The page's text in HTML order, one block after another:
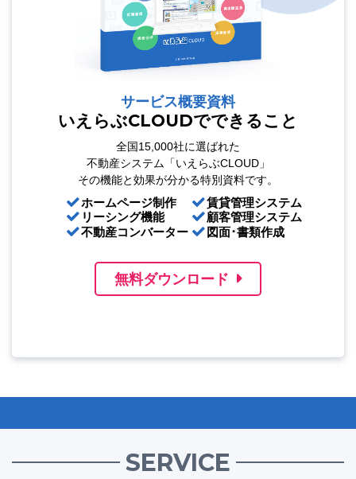
サービス概要資料
いえらぶCLOUDでできること
全国15,000社に選ばれた
不動産システム「いえらぶCLOUD」
その機能と効果が分かる特別資料です。
ホームページ制作
リーシング機能
不動産コンバーター
賃貸管理システム
顧客管理システム
図面･書類作成
無料ダウンロード
SERVICE